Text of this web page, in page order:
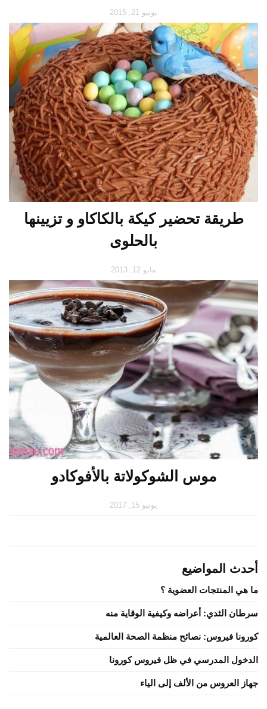
يونيو 21, 2015
طريقة تحضير كيكة بالكاكاو و تزيينها
بالحلوى
مايو 12, 2013
موس الشوكولاتة بالأفوكادو
يونيو 15, 2017
أحدث المواضيع
ما هي المنتجات العضوية ؟
سرطان الثدي: أعراضه وكيفية الوقاية منه
كورونا فيروس: نصائح منظمة الصحة العالمية
الدخول المدرسي في ظل فيروس كورونا
جهاز العروس من الألف إلى الياء